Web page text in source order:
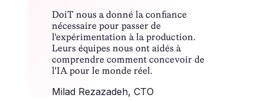
DoiT nous a donné la confiance
nécessaire pour passer de
l'expérimentation à la production.
Leurs équipes nous ont aidés à
comprendre comment concevoir de
l'IA pour le monde réel.
Milad Rezazadeh, CTO